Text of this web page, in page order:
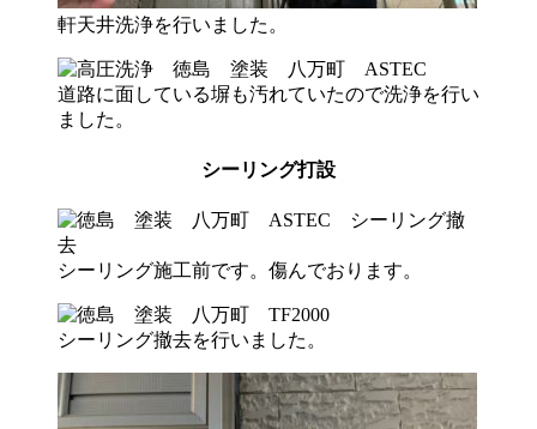
軒天井洗浄を行いました。
道路に面している塀も汚れていたので洗浄を行い
ました。
シーリング打設
シーリング施工前です。傷んでおります。
シーリング撤去を行いました。